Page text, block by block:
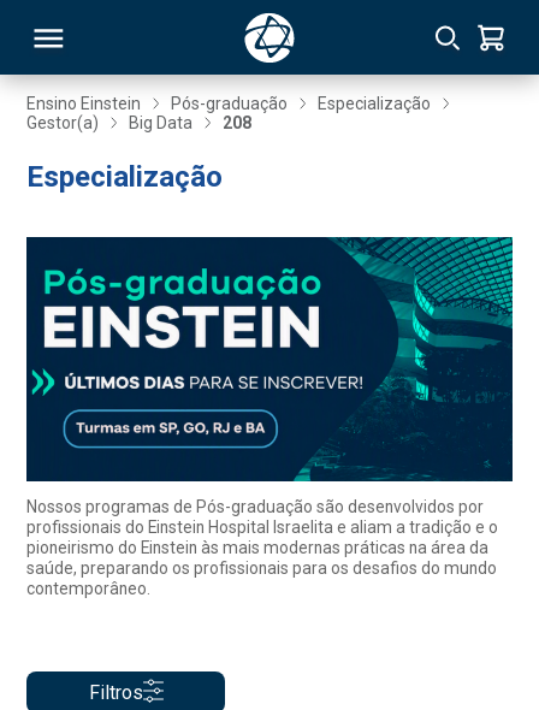
Ensino Einstein Pós-graduação
Especialização
Gestor(a)
Big Data 208
Especialização
Nossos programas de Pós-graduação são desenvolvidos por
profissionais do Einstein Hospital Israelita e aliam a tradição e o
pioneirismo do Einstein às mais modernas práticas na área da
saúde, preparando os profissionais para os desafios do mundo
contemporâneo.
Filtros